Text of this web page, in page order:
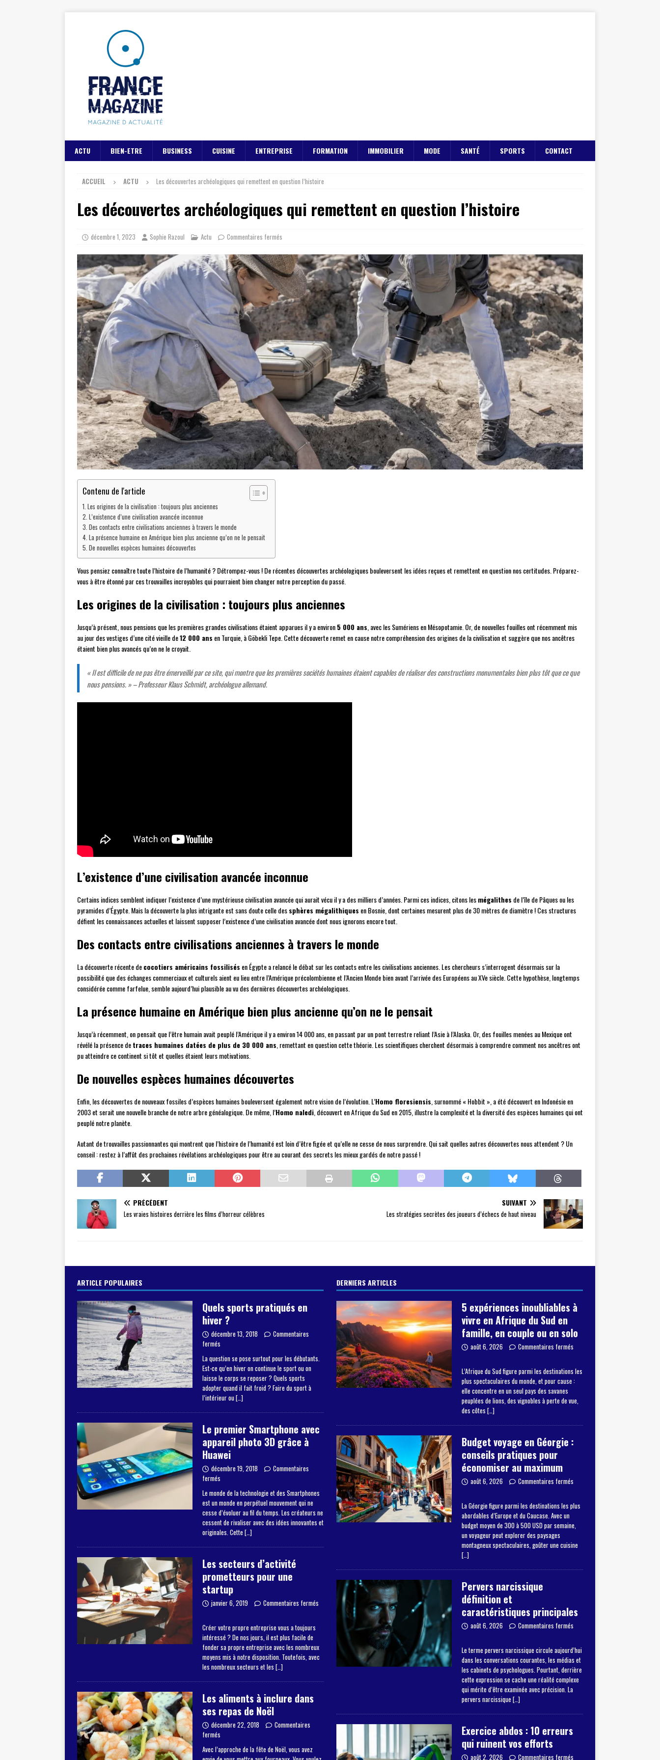
ACTU BIEN-ETRE BUSINESS CUISINE ENTREPRISE FORMATION IMMOBILIER MODE SANTÉ SPORTS CONTACT
ACCUEIL ACTU Les découvertes archéologiques qui remettent en question l’histoire
Les découvertes archéologiques qui remettent en question l’histoire
décembre 1, 2023 Sophie Razoul Actu Commentaires fermés
Contenu de l'article
Les origines de la civilisation : toujours plus anciennes
L’existence d’une civilisation avancée inconnue
Des contacts entre civilisations anciennes à travers le monde
La présence humaine en Amérique bien plus ancienne qu’on ne le pensait
De nouvelles espèces humaines découvertes
Vous pensiez connaître toute l’histoire de l’humanité ? Détrompez-vous ! De récentes découvertes archéologiques bouleversent les idées reçues et remettent en question nos certitudes. Préparez-
vous à être étonné par ces trouvailles incroyables qui pourraient bien changer notre perception du passé.
Les origines de la civilisation : toujours plus anciennes
Jusqu’à présent, nous pensions que les premières grandes civilisations étaient apparues il y a environ5 000 ans , avec les Sumériens en Mésopotamie. Or, de nouvelles fouilles ont récemment mis
au jour des vestiges d’une cité vieille de12 000 ans en Turquie, à Göbekli Tepe. Cette découverte remet en cause notre compréhension des origines de la civilisation et suggère que nos ancêtres
étaient bien plus avancés qu’on ne le croyait.
« Il est difficile de ne pas être émerveillé par ce site, qui montre que les premières sociétés humaines étaient capables de réaliser des constructions monumentales bien plus tôt que ce que
nous pensions. » –Professeur Klaus Schmidt, archéologue allemand.
L’existence d’une civilisation avancée inconnue
Certains indices semblent indiquer l’existence d’une mystérieuse civilisation avancée qui aurait vécu il y a des milliers d’années. Parmi ces indices, citons lesmégalithes de l’île de Pâques ou les
pyramides d’Égypte. Mais la découverte la plus intrigante est sans doute celle dessphères mégalithiques en Bosnie, dont certaines mesurent plus de 30 mètres de diamètre ! Ces structures
défient les connaissances actuelles et laissent supposer l’existence d’une civilisation avancée dont nous ignorons encore tout.
Des contacts entre civilisations anciennes à travers le monde
La découverte récente decocotiers américains fossilisés en Égypte a relancé le débat sur les contacts entre les civilisations anciennes. Les chercheurs s’interrogent désormais sur la
possibilité que des échanges commerciaux et culturels aient eu lieu entre l’Amérique précolombienne et l’Ancien Monde bien avant l’arrivée des Européens au XVe siècle. Cette hypothèse, longtemps
considérée comme farfelue, semble aujourd’hui plausible au vu des dernières découvertes archéologiques.
La présence humaine en Amérique bien plus ancienne qu’on ne le pensait
Jusqu’à récemment, on pensait que l’être humain avait peuplé l’Amérique il y a environ 14 000 ans, en passant par un pont terrestre reliant l’Asie à l’Alaska. Or, des fouilles menées au Mexique ont
révélé la présence detraces humaines datées de plus de 30 000 ans , remettant en question cette théorie. Les scientifiques cherchent désormais à comprendre comment nos ancêtres ont
pu atteindre ce continent si tôt et quelles étaient leurs motivations.
De nouvelles espèces humaines découvertes
Enfin, les découvertes de nouveaux fossiles d’espèces humaines bouleversent également notre vision de l’évolution. L’Homo floresiensis , surnommé « Hobbit », a été découvert en Indonésie en
2003 et serait une nouvelle branche de notre arbre généalogique. De même, l’Homo naledi , découvert en Afrique du Sud en 2015, illustre la complexité et la diversité des espèces humaines qui ont
peuplé notre planète.
Autant de trouvailles passionnantes qui montrent que l’histoire de l’humanité est loin d’être figée et qu’elle ne cesse de nous surprendre. Qui sait quelles autres découvertes nous attendent ? Un
conseil : restez à l’affût des prochaines révélations archéologiques pour être au courant des secrets les mieux gardés de notre passé !
PRÉCÉDENT
Les vraies histoires derrière les films d’horreur célèbres
SUIVANT
Les stratégies secrètes des joueurs d’échecs de haut niveau
ARTICLE POPULAIRES
Quels sports pratiqués en
hiver ?
décembre 13, 2018
Commentaires
fermés
La question se pose surtout pour les débutants.
Est-ce qu’en hiver on continue le sport ou on
laisse le corps se reposer ? Quels sports
adopter quand il fait froid ? Faire du sport à
l’intérieur ou […]
Le premier Smartphone avec
appareil photo 3D grâce à
Huawei
décembre 19, 2018
Commentaires
fermés
Le monde de la technologie et des Smartphones
est un monde en perpétuel mouvement qui ne
cesse d’évoluer au fil du temps. Les créateurs ne
cessent de rivaliser avec des idées innovantes et
originales. Cette […]
Les secteurs d’activité
prometteurs pour une
startup
janvier 6, 2019 Commentaires fermés
Créer votre propre entreprise vous a toujours
intéressé ? De nos jours, il est plus facile de
fonder sa propre entreprise avec les nombreux
moyens mis à notre disposition. Toutefois, avec
les nombreux secteurs et les […]
Les aliments à inclure dans
ses repas de Noël
décembre 22, 2018
Commentaires
fermés
Avec l’approche de la fête de Noël, vous avez
DERNIERS ARTICLES
5 expériences inoubliables à
vivre en Afrique du Sud en
famille, en couple ou en solo
août 6, 2026 Commentaires fermés
L’Afrique du Sud figure parmi les destinations les
plus spectaculaires du monde, et pour cause :
elle concentre en un seul pays des savanes
peuplées de lions, des vignobles à perte de vue,
des côtes […]
Budget voyage en Géorgie :
conseils pratiques pour
économiser au maximum
août 6, 2026 Commentaires fermés
La Géorgie figure parmi les destinations les plus
abordables d’Europe et du Caucase. Avec un
budget moyen de 300 à 500 USD par semaine,
un voyageur peut explorer des paysages
montagneux spectaculaires, goûter une cuisine
[…]
Pervers narcissique
définition et
caractéristiques principales
août 6, 2026 Commentaires fermés
Le terme pervers narcissique circule aujourd’hui
dans les conversations courantes, les médias et
les cabinets de psychologues. Pourtant, derrière
cette expression se cache une réalité complexe
qui mérite d’être examinée avec précision. La
pervers narcissique […]
Exercice abdos : 10 erreurs
qui ruinent vos efforts
août 2, 2026 Commentaires fermés